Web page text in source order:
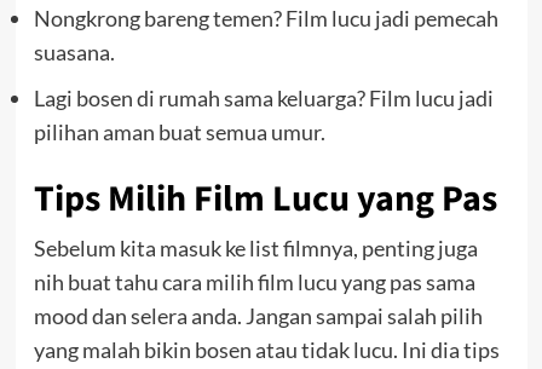
Nongkrong bareng temen? Film lucu jadi pemecah
suasana.
Lagi bosen di rumah sama keluarga? Film lucu jadi
pilihan aman buat semua umur.
Tips Milih Film Lucu yang Pas
Sebelum kita masuk ke list filmnya, penting juga
nih buat tahu cara milih film lucu yang pas sama
mood dan selera anda. Jangan sampai salah pilih
yang malah bikin bosen atau tidak lucu. Ini dia tips